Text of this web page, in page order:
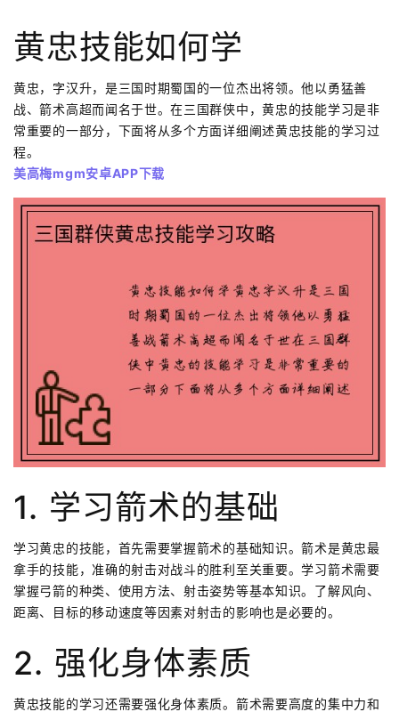
黄忠技能如何学
黄忠，字汉升，是三国时期蜀国的一位杰出将领。他以勇猛善
战、箭术高超而闻名于世。在三国群侠中，黄忠的技能学习是非
常重要的一部分，下面将从多个方面详细阐述黄忠技能的学习过
程。
美高梅mgm安卓APP下载
1. 学习箭术的基础
学习黄忠的技能，首先需要掌握箭术的基础知识。箭术是黄忠最
拿手的技能，准确的射击对战斗的胜利至关重要。学习箭术需要
掌握弓箭的种类、使用方法、射击姿势等基本知识。了解风向、
距离、目标的移动速度等因素对射击的影响也是必要的。
2. 强化身体素质
黄忠技能的学习还需要强化身体素质。箭术需要高度的集中力和